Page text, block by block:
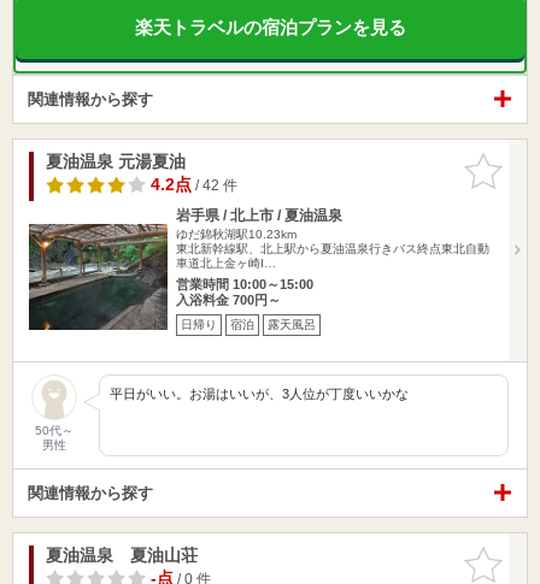
楽天トラベルの宿泊プランを見る
関連情報から探す
お気に入
りに追加
夏油温泉 元湯夏油
4.2点/ 42 件
岩手県 / 北上市 / 夏油温泉
ゆだ錦秋湖駅10.23km
東北新幹線駅、北上駅から夏油温泉行きバス終点東北自動
車道北上金ヶ崎I…
営業時間 10:00～15:00
入浴料金 700円～
日帰り 宿泊 露天風呂
50代～
男性
平日がいい。お湯はいいが、3人位が丁度いいかな
関連情報から探す
お気に入
りに追加
夏油温泉 夏油山荘
-点/ 0 件